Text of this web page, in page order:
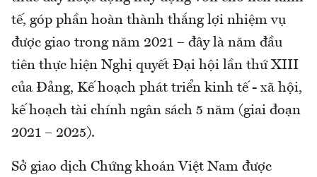
tế, góp phần hoàn thành thắng lợi nhiệm vụ
được giao trong năm 2021 – đây là năm đầu
tiên thực hiện Nghị quyết Đại hội lần thứ XIII
của Đảng, Kế hoạch phát triển kinh tế - xã hội,
kế hoạch tài chính ngân sách 5 năm (giai đoạn
2021 – 2025).
Sở giao dịch Chứng khoán Việt Nam được